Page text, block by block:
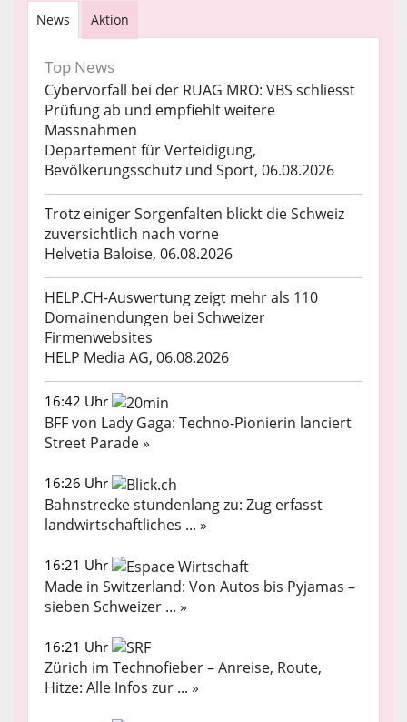
News Aktion
Top News
Cybervorfall bei der RUAG MRO: VBS schliesst
Prüfung ab und empfiehlt weitere
Massnahmen
Departement für Verteidigung,
Bevölkerungsschutz und Sport, 06.08.2026
Trotz einiger Sorgenfalten blickt die Schweiz
zuversichtlich nach vorne
Helvetia Baloise, 06.08.2026
HELP.CH-Auswertung zeigt mehr als 110
Domainendungen bei Schweizer
Firmenwebsites
HELP Media AG, 06.08.2026
16:42 Uhr
BFF von Lady Gaga: Techno-Pionierin lanciert
Street Parade »
16:26 Uhr
Bahnstrecke stundenlang zu: Zug erfasst
landwirtschaftliches ... »
16:21 Uhr
Made in Switzerland: Von Autos bis Pyjamas –
sieben Schweizer ... »
16:21 Uhr
Zürich im Technofieber – Anreise, Route,
Hitze: Alle Infos zur ... »